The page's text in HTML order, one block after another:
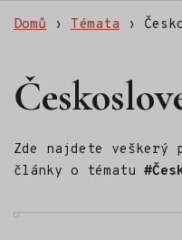
Domů › Témata ›
Zde najdete
články o tématu